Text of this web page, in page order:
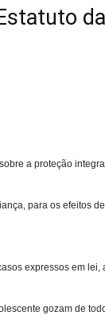
a proteção
para os efeitos
expressos em lei,
gozam de